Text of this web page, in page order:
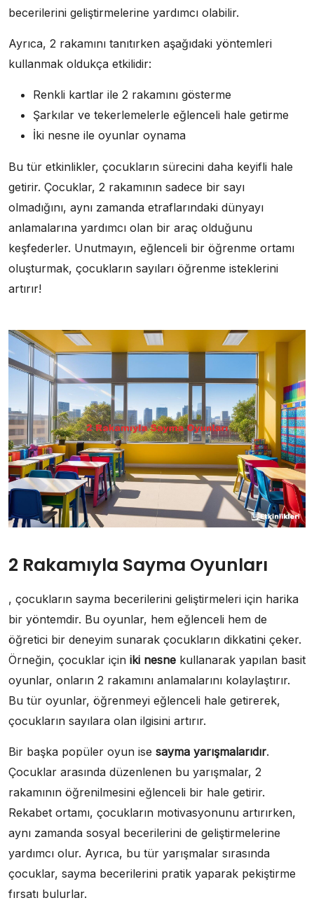
becerilerini geliştirmelerine yardımcı olabilir.
Ayrıca, 2 rakamını tanıtırken aşağıdaki yöntemleri
kullanmak oldukça etkilidir:
Renkli kartlar ile 2 rakamını gösterme
Şarkılar ve tekerlemelerle eğlenceli hale getirme
İki nesne ile oyunlar oynama
Bu tür etkinlikler, çocukların sürecini daha keyifli hale
getirir. Çocuklar, 2 rakamının sadece bir sayı
olmadığını, aynı zamanda etraflarındaki dünyayı
anlamalarına yardımcı olan bir araç olduğunu
keşfederler. Unutmayın, eğlenceli bir öğrenme ortamı
oluşturmak, çocukların sayıları öğrenme isteklerini
artırır!
2 Rakamıyla Sayma Oyunları
, çocukların sayma becerilerini geliştirmeleri için harika
bir yöntemdir. Bu oyunlar, hem eğlenceli hem de
öğretici bir deneyim sunarak çocukların dikkatini çeker.
Örneğin, çocuklar için iki nesne kullanarak yapılan basit
oyunlar, onların 2 rakamını anlamalarını kolaylaştırır.
Bu tür oyunlar, öğrenmeyi eğlenceli hale getirerek,
çocukların sayılara olan ilgisini artırır.
Bir başka popüler oyun ise sayma yarışmalarıdır.
Çocuklar arasında düzenlenen bu yarışmalar, 2
rakamının öğrenilmesini eğlenceli bir hale getirir.
Rekabet ortamı, çocukların motivasyonunu artırırken,
aynı zamanda sosyal becerilerini de geliştirmelerine
yardımcı olur. Ayrıca, bu tür yarışmalar sırasında
çocuklar, sayma becerilerini pratik yaparak pekiştirme
fırsatı bulurlar.